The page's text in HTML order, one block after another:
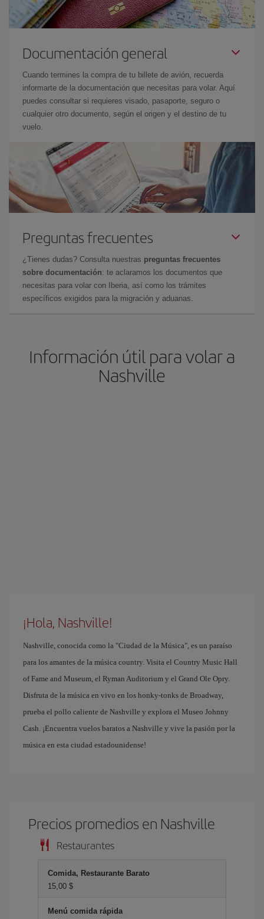
Documentación general
Cuando termines la compra de tu billete de avión, recuerda
informarte de la documentación que necesitas para volar. Aquí
puedes consultar si requieres visado, pasaporte, seguro o
cualquier otro documento, según el origen y el destino de tu
vuelo.
Preguntas frecuentes
¿Tienes dudas? Consulta nuestras preguntas frecuentes
sobre documentación: te aclaramos los documentos que
necesitas para volar con Iberia, así como los trámites
específicos exigidos para la migración y aduanas.
Información útil para volar a
Nashville
¡Hola, Nashville!
Nashville, conocida como la "Ciudad de la Música", es un paraíso
para los amantes de la música country. Visita el Country Music Hall
of Fame and Museum, el Ryman Auditorium y el Grand Ole Opry.
Disfruta de la música en vivo en los honky-tonks de Broadway,
prueba el pollo caliente de Nashville y explora el Museo Johnny
Cash. ¡Encuentra vuelos baratos a Nashville y vive la pasión por la
música en esta ciudad estadounidense!
Precios promedios en Nashville
Restaurantes
Comida, Restaurante Barato
15,00 $
Menú comida rápida